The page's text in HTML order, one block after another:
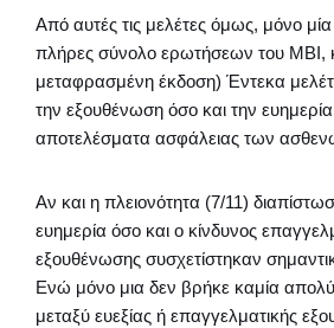
Από αυτές τις μελέτες όμως, μόνο
πλήρες σύνολο ερωτήσεων του MBI,
μεταφρασμένη έκδοση) Έντεκα
την εξουθένωση όσο και την
αποτελέσματα ασφάλειας των
Αν και η πλειονότητα (7/11)
ευημερία όσο και ο κίνδυνος
εξουθένωσης συσχετίστηκαν
Ενώ μόνο μια δεν βρήκε καμία
μεταξύ ευεξίας ή επαγγελματικής